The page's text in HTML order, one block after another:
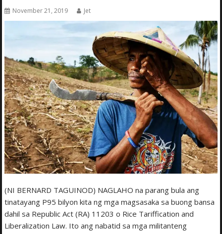
November 21, 2019 Jet
(NI BERNARD TAGUINOD) NAGLAHO na parang bula ang
tinatayang P95 bilyon kita ng mga magsasaka sa buong bansa
dahil sa Republic Act (RA) 11203 o Rice Tariffication and
Liberalization Law. Ito ang nabatid sa mga militanteng